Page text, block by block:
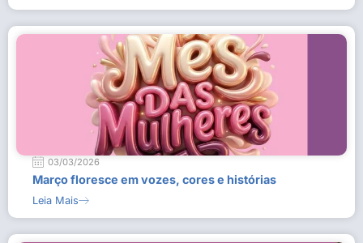
03/03/2026
Março floresce em vozes, cores e histórias
Leia Mais